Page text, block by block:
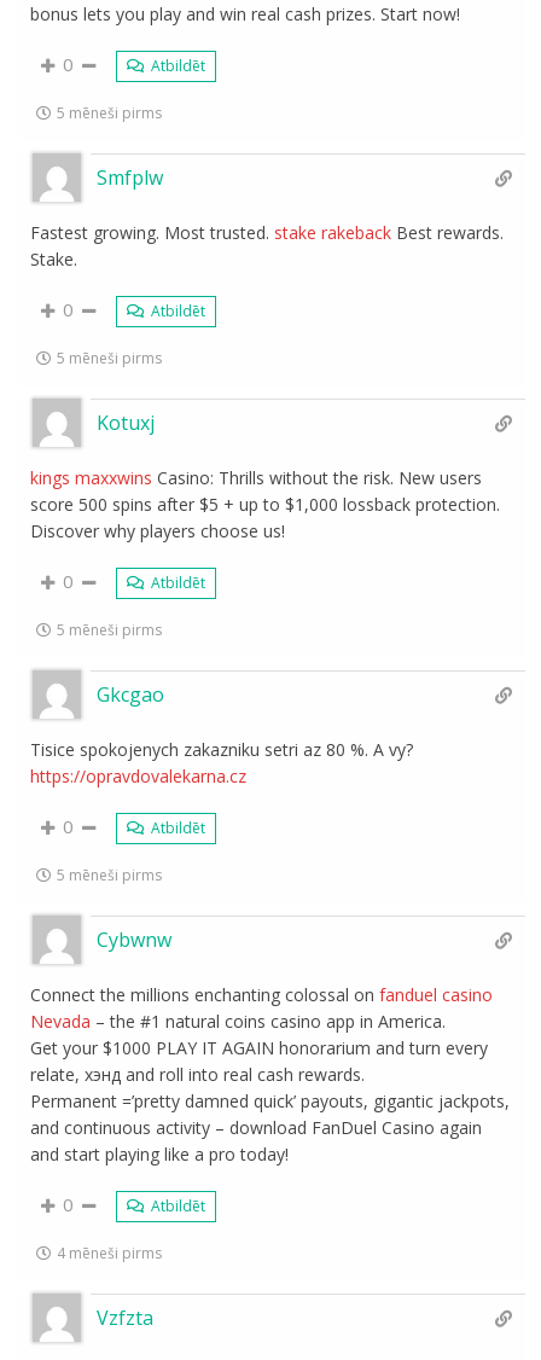
bonus lets you play and win real cash prizes. Start now!
0 Atbildēt
5 mēneši pirms
Smfplw
Fastest growing. Most trusted. stake rakeback
Stake.
0 Atbildēt
5 mēneši pirms
Kotuxj
kings maxxwins Casino: Thrills without the risk. New users
score 500 spins after $5 + up to $1,000 lossback protection.
Discover why players choose us!
0 Atbildēt
5 mēneši pirms
Gkcgao
Tisice spokojenych zakazniku setri az 80 %. A vy?
https://opravdovalekarna.cz
0 Atbildēt
5 mēneši pirms
Cybwnw
Connect the millions enchanting colossal onfanduel casino
Nevada – the #1 natural coins casino app in America.
Get your $1000 PLAY IT AGAIN honorarium and turn every
relate, хэнд and roll into real cash rewards.
Permanent =’pretty damned quick’ payouts, gigantic jackpots,
and continuous activity – download FanDuel Casino again
and start playing like a pro today!
0 Atbildēt
4 mēneši pirms
Vzfzta